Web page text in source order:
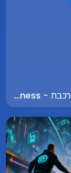
שגעון הרכבת - Train Madness